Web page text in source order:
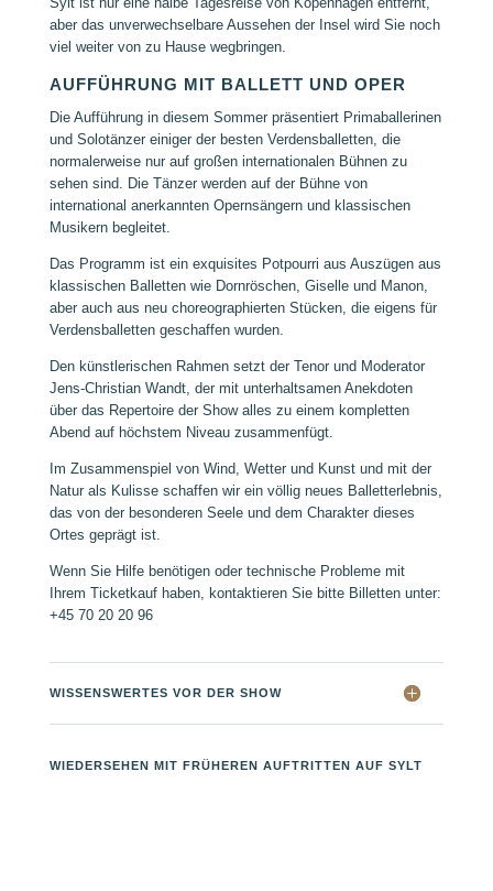
aber das unverwechselbare Aussehen der Insel wird Sie noch
viel weiter von zu Hause wegbringen.
AUFFÜHRUNG MIT BALLETT UND OPER
Die Aufführung in diesem Sommer präsentiert Primaballerinen
und Solotänzer einiger der besten Verdensballetten, die
normalerweise nur auf großen internationalen Bühnen zu
sehen sind. Die Tänzer werden auf der Bühne von
international anerkannten Opernsängern und klassischen
Musikern begleitet.
Das Programm ist ein exquisites Potpourri aus Auszügen aus
klassischen Balletten wie Dornröschen, Giselle und Manon,
aber auch aus neu choreographierten Stücken, die eigens für
Verdensballetten geschaffen wurden.
Den künstlerischen Rahmen setzt der Tenor und Moderator
Jens-Christian Wandt, der mit unterhaltsamen Anekdoten
über das Repertoire der Show alles zu einem kompletten
Abend auf höchstem Niveau zusammenfügt.
Im Zusammenspiel von Wind, Wetter und Kunst und mit der
Natur als Kulisse schaffen wir ein völlig neues Balletterlebnis,
das von der besonderen Seele und dem Charakter dieses
Ortes geprägt ist.
Wenn Sie Hilfe benötigen oder technische Probleme mit
Ihrem Ticketkauf haben, kontaktieren Sie bitte Billetten unter:
+45 70 20 20 96
WISSENSWERTES VOR DER SHOW
WIEDERSEHEN MIT FRÜHEREN AUFTRITTEN AUF SYLT